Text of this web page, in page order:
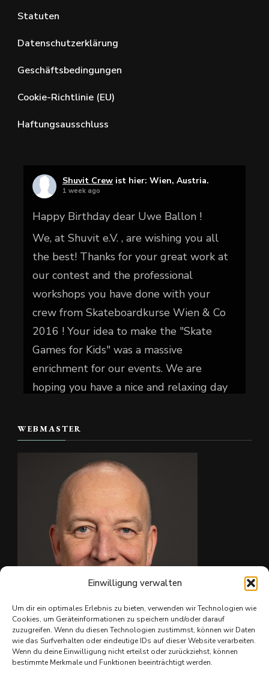
Einwilligung verwalten
Um dir ein optimales Erlebnis zu bieten, verwenden wir Technologien wie
Cookies, um Geräteinformationen zu speichern und/oder darauf
zuzugreifen. Wenn du diesen Technologien zustimmst, können wir Daten
wie das Surfverhalten oder eindeutige IDs auf dieser Website verarbeiten.
Wenn du deine Einwilligung nicht erteilst oder zurückziehst, können
bestimmte Merkmale und Funktionen beeinträchtigt werden.
Statuten
Datenschutzerklärung
Geschäftsbedingungen
Cookie-Richtlinie (EU)
Haftungsausschluss
Shuvit Crew ist hier: Wien, Austria.
1 week ago
Happy Birthday dear Uwe Ballon !
We, at Shuvit e.V. , are wishing you all
the best! Thanks for your great work at
our contest and the professional
workshops you have done with your
crew from Skateboardkurse Wien & Co
2016 ! Your idea to make the "Skate
Games for Kids" was a massive
enrichment for our events. We are
hoping you have a nice and relaxing day
📷 Christian Reiter
#skate4fun
Foto
Auf Facebook anzeigen Teilen
WEBMASTER
Ing. Christian Reiter